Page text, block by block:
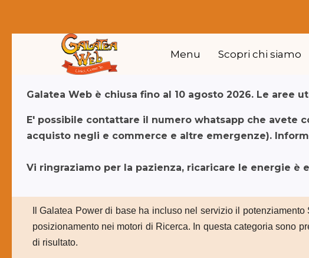
Menu Scopri chi siamo
Galatea Web è chiusa fino al 10 agosto 2026. Le aree
E' possibile contattare il numero whatsapp che
acquisto negli e commerce e altre emergenze).
Vi ringraziamo per la pazienza, ricaricare le energie è
Il Galatea Power di base ha incluso nel servizio il
posizionamento nei motori di Ricerca. In questa categoria sono
di risultato.